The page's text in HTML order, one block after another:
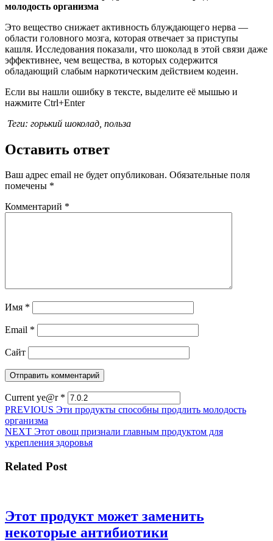
молодость организма
Это вещество снижает активность блуждающего нерва —
области головного мозга, которая отвечает за приступы
кашля. Исследования показали, что шоколад в этой связи даже
эффективнее, чем вещества, в которых содержится
обладающий слабым наркотическим действием кодеин.
Если вы нашли ошибку в тексте, выделите её мышью и
нажмите Ctrl+Enter
Теги: горький шоколад, польза
Оставить ответ
Ваш адрес email не будет опубликован. Обязательные поля
помечены *
Комментарий *
Имя *
Email *
Сайт
Current ye@r *
Навигация
по
записям
PREVIOUS Предыдущая
Эти продукты способны продлить молодость
организма
NEXT Следующая
запись:
Этот овощ признали главным продуктом для
укрепления здоровья
Related Post
Этот продукт может заменить
некоторые антибиотикиЭтот